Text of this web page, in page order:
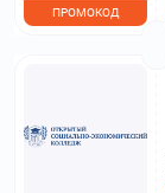
ПРОМОКОД